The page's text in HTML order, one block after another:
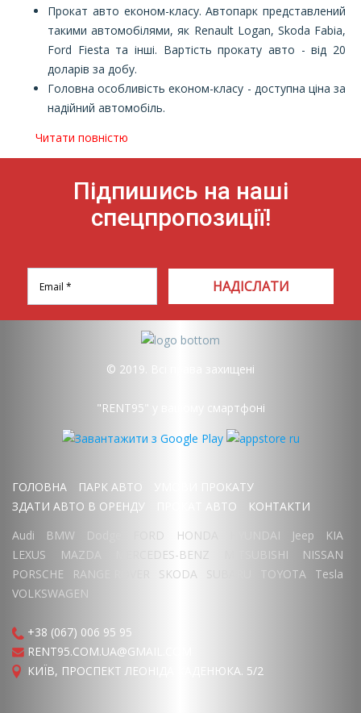
Прокат авто економ-класу. Автопарк представлений
такими автомобілями, як Renault Logan, Skoda Fabia,
Ford Fiesta та інші. Вартість прокату авто - від 20
доларів за добу.
Головна особливість економ-класу - доступна ціна за
надійний автомобіль.
Читати повністю
Підпишись на наші
спецпропозиції!
НАДІСЛАТИ
© 2019. Всі права захищені
"RENT95" у вашому смартфоні
ГОЛОВНА ПАРК АВТО
УМОВИ ПРОКАТУ
ЗДАТИ АВТО В ОРЕНДУ
ПРОКАТ АВТО
КОНТАКТИ
Audi
BMW Dodge FORD HONDA HYUNDAI Jeep
KIA
LEXUS
MAZDA MERCEDES-BENZ MITSUBISHI
NISSAN
PORSCHE
RANGE ROVER SKODA TOYOTA
Tesla
VOLKSWAGEN
+38 (067) 006 95 95
RENT95.COM.UA@GMAIL.COM
КИЇВ, ПРОСПЕКТ ЛЕОНІДА КАДЕНЮКА. 5/2